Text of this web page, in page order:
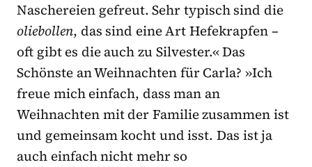
Naschereien gefreut. Sehr typisch sind die
oliebollen, das sind eine Art Hefekrapfen –
oft gibt es die auch zu Silvester.« Das
Schönste an Weihnachten für Carla? »Ich
freue mich einfach, dass man an
Weihnachten mit der Familie zusammen ist
und gemeinsam kocht und isst. Das ist ja
auch einfach nicht mehr so